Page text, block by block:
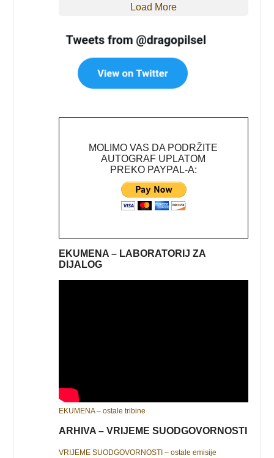
Load More
MOLIMO VAS DA PODRŽITE
AUTOGRAF UPLATOM
PREKO PAYPAL-A:
EKUMENA – LABORATORIJ ZA
DIJALOG
EKUMENA – ostale tribine
ARHIVA – VRIJEME SUODGOVORNOSTI
VRIJEME SUODGOVORNOSTI – ostale emisije